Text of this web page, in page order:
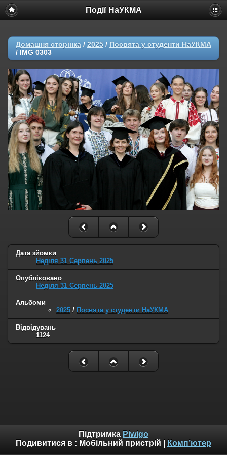
Події НаУКМА
Домашня сторінка / 2025 / Посвята у студенти НаУКМА
/ IMG 0303
Дата зйомки
Неділя 31 Серпень 2025
Опубліковано
Неділя 31 Серпень 2025
Альбоми
2025 / Посвята у студенти НаУКМА
Відвідувань
1124
Підтримка Piwigo
Подивитися в : Мобільний пристрій Комп’ютер